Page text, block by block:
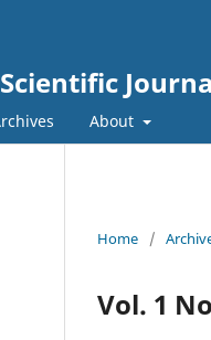
About
Home /
Vol. 1